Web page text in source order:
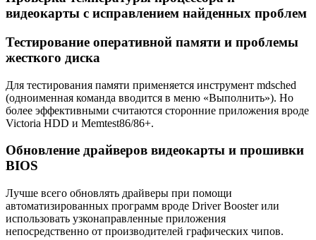
видеокарты с исправлением найденных проблем
Тестирование оперативной памяти и проблемы
жесткого диска
Для тестирования памяти применяется инструмент mdsched
(одноименная команда вводится в меню «Выполнить»). Но
более эффективными считаются сторонние приложения вроде
Victoria HDD и Memtest86/86+.
Обновление драйверов видеокарты и прошивки
BIOS
Лучше всего обновлять драйверы при помощи
автоматизированных программ вроде Driver Booster или
использовать узконаправленные приложения
непосредственно от производителей графических чипов.